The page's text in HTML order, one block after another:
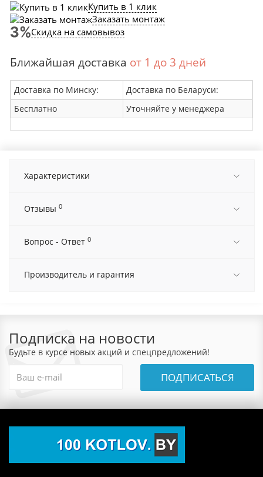
Купить в 1 клик
Заказать монтаж
Скидка на самовывоз
Ближайшая доставка от 1 до 3 дней
Доставка по Минску:
Доставка по Беларуси:
Бесплатно
Уточняйте у менеджера
Характеристики
Отзывы 0
Вопрос - Ответ 0
Производитель и гарантия
Подписка на новости
Будьте в курсе новых акций и спецпредложений!
ПОДПИСАТЬСЯ